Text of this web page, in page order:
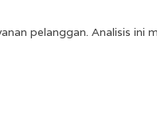
pelanggan. Analisis ini